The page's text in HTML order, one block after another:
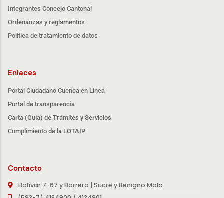
Integrantes Concejo Cantonal
Ordenanzas y reglamentos
Política de tratamiento de datos
Enlaces
Portal Ciudadano Cuenca en Línea
Portal de transparencia
Carta (Guía) de Trámites y Servicios
Cumplimiento de la LOTAIP
Contacto
Bolívar 7-67 y Borrero | Sucre y Benigno Malo